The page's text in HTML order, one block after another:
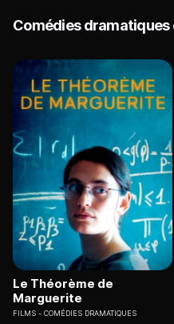
Comédies dramatiques
Le Théorème de
Marguerite
FILMS COMÉDIES DRAMATIQUES